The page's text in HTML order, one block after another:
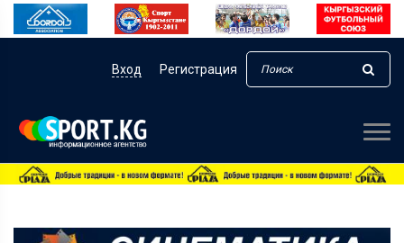
Вход Регистрация